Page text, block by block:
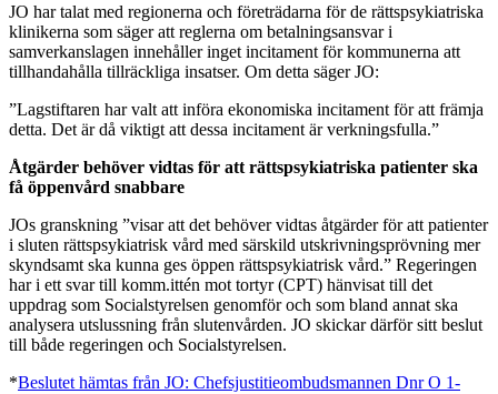
JO har talat med regionerna och företrädarna för de rättspsykiatriska
klinikerna som säger att reglerna om betalningsansvar i
samverkanslagen innehåller inget incitament för kommunerna att
tillhandahålla tillräckliga insatser. Om detta säger JO:
”Lagstiftaren har valt att införa ekonomiska incitament för att främja
detta. Det är då viktigt att dessa incitament är verkningsfulla.”
Åtgärder behöver vidtas för att rättspsykiatriska patienter ska
få öppenvård snabbare
JOs granskning ”visar att det behöver vidtas åtgärder för att patienter
i sluten rättspsykiatrisk vård med särskild utskrivningsprövning mer
skyndsamt ska kunna ges öppen rättspsykiatrisk vård.” Regeringen
har i ett svar till komm.ittén mot tortyr (CPT) hänvisat till det
uppdrag som Socialstyrelsen genomför och som bland annat ska
analysera utslussning från slutenvården. JO skickar därför sitt beslut
till både regeringen och Socialstyrelsen.
*Beslutet hämtas från JO: Chefsjustitieombudsmannen Dnr O 1-